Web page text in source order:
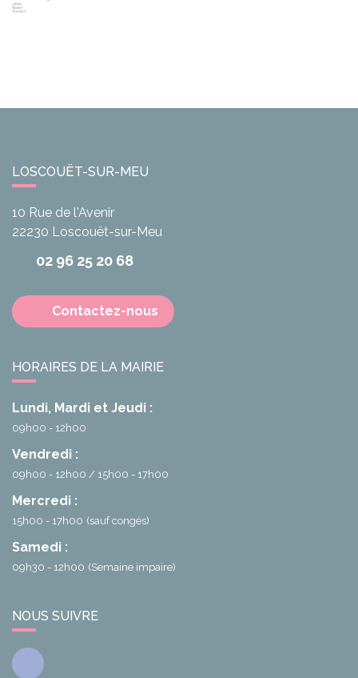
LOSCOUËT-SUR-MEU
10 Rue de l'Avenir
22230 Loscouët-sur-Meu
02 96 25 20 68
Contactez-nous
HORAIRES DE LA MAIRIE
Lundi, Mardi et Jeudi :
09h00 - 12h00
Vendredi :
09h00 - 12h00 15h00 - 17h00
Mercredi :
15h00 - 17h00 (sauf congés)
Samedi :
09h30 - 12h00 (Semaine impaire)
NOUS SUIVRE
Facebook